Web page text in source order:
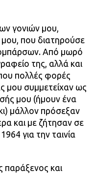
γονιών μου,
που διατηρούσε
Από μωρό
της, αλλά και
πολλές φορές
μου συμμετείχαν ως
μου (ήμουν ένα
μάλλον πρόσεξαν
και με ζήτησαν σε
για την ταινία
παράξενος και